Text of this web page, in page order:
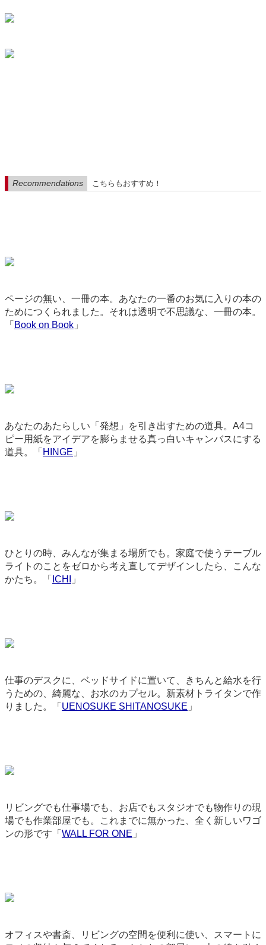
Recommendations こちらもおすすめ！
ページの無い、一冊の本。あなたの一番のお気に入りの本の
ためにつくられました。それは透明で不思議な、一冊の本。
「 Book on Book 」
あなたのあたらしい「発想」を引き出すための道具。A4コ
ピー用紙をアイデアを膨らませる真っ白いキャンバスにする
道具。「 HINGE 」
ひとりの時、みんなが集まる場所でも。家庭で使うテーブル
ライトのことをゼロから考え直してデザインしたら、こんな
かたち。「 ICHI 」
仕事のデスクに、ベッドサイドに置いて、きちんと給水を行
うための、綺麗な、お水のカプセル。新素材トライタンで作
りました。「 UENOSUKE SHITANOSUKE 」
リビングでも仕事場でも、お店でもスタジオでも物作りの現
場でも作業部屋でも。これまでに無かった、全く新しいワゴ
ンの形です「 WALL FOR ONE 」
オフィスや書斎、リビングの空間を便利に使い、スマートに